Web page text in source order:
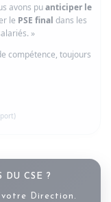
avons puanticiper le
le PSE final dans les
»
compétence, toujours
DU CSE ?
Direction.